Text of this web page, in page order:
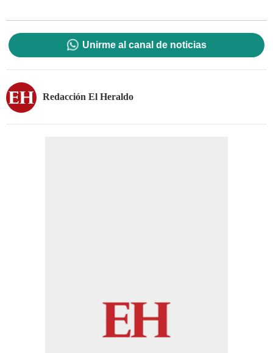
Unirme al canal de noticias
Redacción El Heraldo